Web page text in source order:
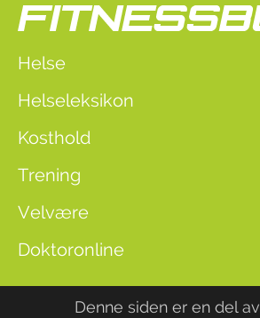
Helse
Helseleksikon
Kosthold
Trening
Velvære
Doktoronline
Denne siden er en del av